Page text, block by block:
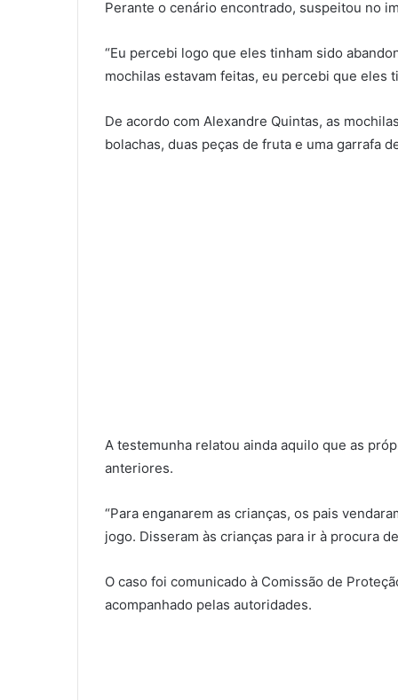
Perante o cenário encontrado, suspeitou no
“Eu percebi logo que eles tinham sido
mochilas estavam feitas, eu percebi que eles
De acordo com Alexandre Quintas, as
bolachas, duas peças de fruta e uma garrafa
A testemunha relatou ainda aquilo que as
anteriores.
“Para enganarem as crianças, os pais
jogo. Disseram às crianças para ir à procura
O caso foi comunicado à Comissão de
acompanhado pelas autoridades.